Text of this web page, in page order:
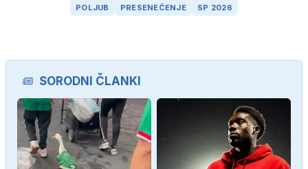
POLJUB
PRESENEČENJE SP 2026
SORODNI ČLANKI